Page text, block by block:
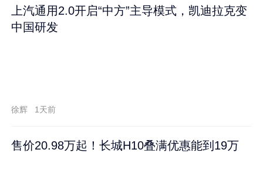
上汽通用2.0开启“中方”主导模式，凯迪拉克变
中国研发
徐辉 1天前
售价20.98万起！长城H10叠满优惠能到19万